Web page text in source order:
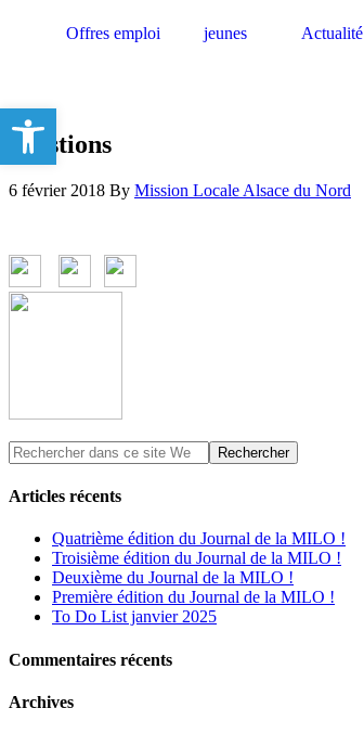
Offres emploi jeunes Actualité
questions
6 février 2018 By Mission Locale Alsace du Nord
Articles récents
Quatrième édition du Journal de la MILO !
Troisième édition du Journal de la MILO !
Deuxième du Journal de la MILO !
Première édition du Journal de la MILO !
To Do List janvier 2025
Commentaires récents
Archives
Ouvrir la barre d’outils